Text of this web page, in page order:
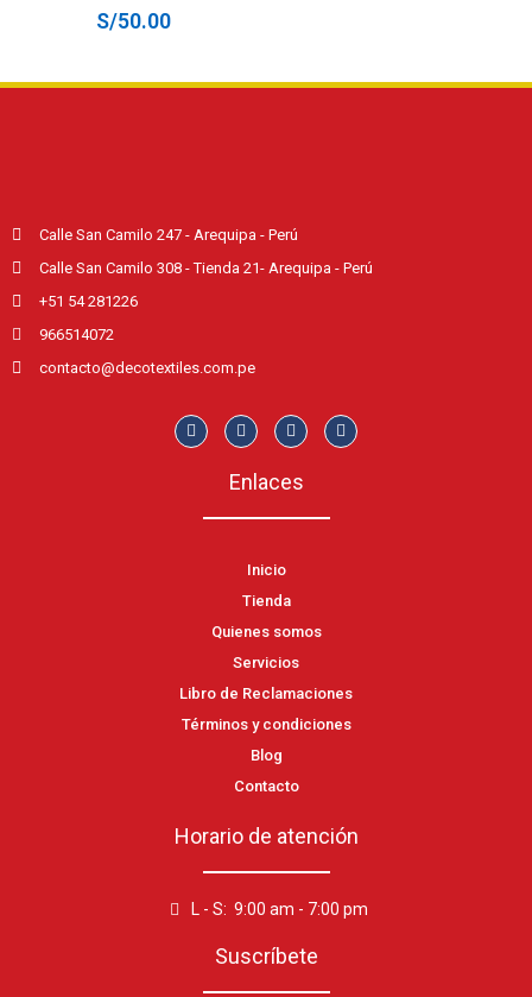
S/50.00
Calle San Camilo 247 - Arequipa - Perú
Calle San Camilo 308 - Tienda 21- Arequipa - Perú
+51 54 281226
966514072
contacto@decotextiles.com.pe
Enlaces
Inicio
Tienda
Quienes somos
Servicios
Libro de Reclamaciones
Términos y condiciones
Blog
Contacto
Horario de atención
L - S: 9:00 am - 7:00 pm
Suscríbete